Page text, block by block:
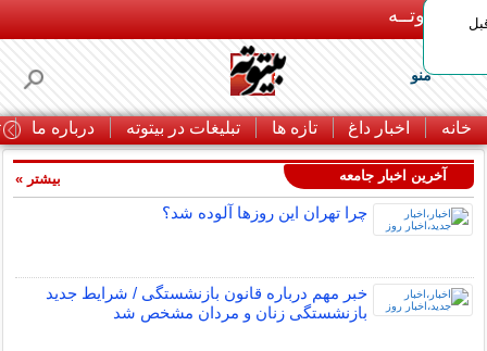
بـیتوتــه
منو
خانه اخبار داغ تازه ها تبلیغات در بیتوته درباره ما
آخرین اخبار جامعه
چرا تهران این روزها آلوده شد؟
خبر مهم درباره قانون بازنشستگی / شرایط جدید
بازنشستگی زنان و مردان مشخص شد
بیشتر »